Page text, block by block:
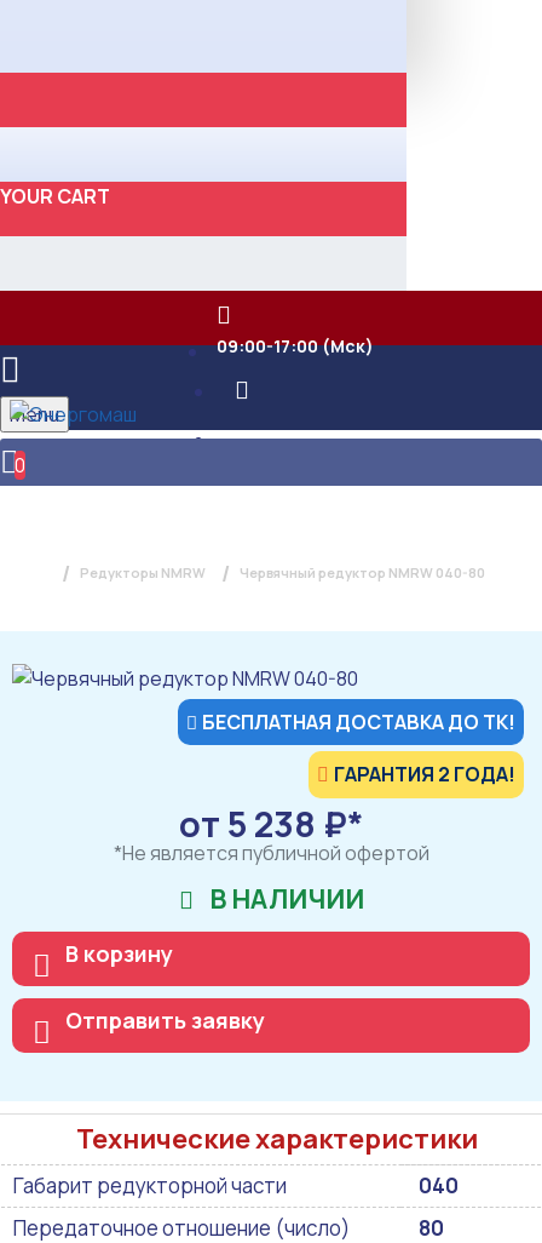
YOUR CART
09:00-17:00 (Мск)
Menu
0
Редукторы NMRW Червячный редуктор NMRW 040-80
БЕСПЛАТНАЯ ДОСТАВКА ДО ТК!
ГАРАНТИЯ 2 ГОДА!
от 5 238 ₽*
*Не является публичной офертой
В НАЛИЧИИ
В корзину
Отправить заявку
Технические характеристики
Габарит редукторной части
040
Передаточное отношение (число)
80